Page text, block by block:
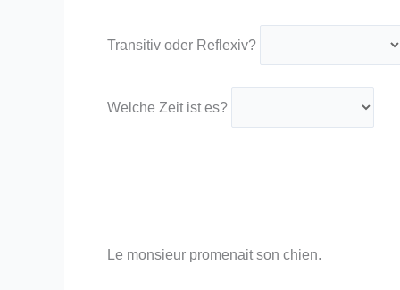
Transitiv oder Reflexiv?
Welche Zeit ist es?
Le monsieur promenait son chien.